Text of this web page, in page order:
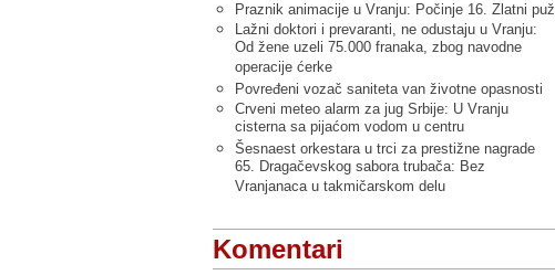
Praznik animacije u Vranju: Počinje 16. Zlatni puž
Lažni doktori i prevaranti, ne odustaju u Vranju:
Od žene uzeli 75.000 franaka, zbog navodne
operacije ćerke
Povređeni vozač saniteta van životne opasnosti
Crveni meteo alarm za jug Srbije: U Vranju
cisterna sa pijaćom vodom u centru
Šesnaest orkestara u trci za prestižne nagrade
65. Dragačevskog sabora trubača: Bez
Vranjanaca u takmičarskom delu
Komentari